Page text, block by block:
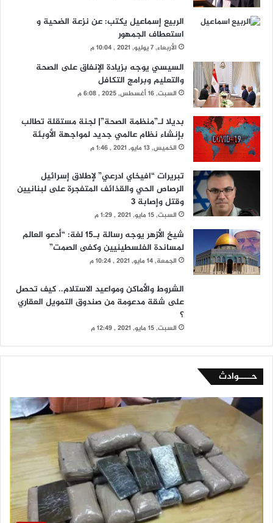
الربيع إسماعيل يكتب: عن نزعة الضحية و
استعطاف الجمهور
الأربعاء, 7 يوليو, 2021 , 10:04 م
السيسي يوجه بزيادة الإنفاق على الصحة
والتعليم وبرامج التكافل
السبت, 16 أغسطس, 2025 , 6:08 م
بديلا لـ”منظمة الصحة”| لجنة مستقلة تطالب
بإنشاء نظام عالمي جديد لمواجهة الأوبئة
الخميس, 13 مايو, 2021 , 1:46 م
تبريرات “افيخاي ادرعي” لإطلاق إسرائيل
الرصاص الحي والقذائف المتفجرة على لبنانيين
وقتل وإصابة 3
السبت, 15 مايو, 2021 , 1:29 م
شيخ الأزهر يوجه رسالة بـ15 لغة: “أدعو العالم
لمساندة الفلسطينيين وكفى الصمت”
الجمعة, 14 مايو, 2021 , 10:24 م
الشروط والأماكن ومواعيد الاستلام.. كيف تحصل
على شقة مدعومة من صندوق التمويل العقاري
؟
السبت, 15 مايو, 2021 , 12:49 م
حــــوادث